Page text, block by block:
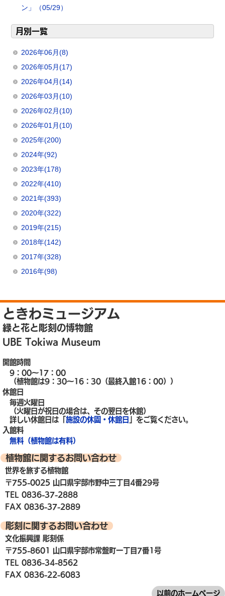
ン」（05/29）
月別一覧
2026年06月(8)
2026年05月(17)
2026年04月(14)
2026年03月(10)
2026年02月(10)
2026年01月(10)
2025年(200)
2024年(92)
2023年(178)
2022年(410)
2021年(393)
2020年(322)
2019年(215)
2018年(142)
2017年(328)
2016年(98)
ときわミュージアム
緑と花と彫刻の博物館
UBE Tokiwa Museum
開館時間
9：00～17：00
（植物館は9：30～16：30（最終入館16：00））
休館日
毎週火曜日
（火曜日が祝日の場合は、その翌日を休館）
詳しい休館日は「施設の休園・休館日
」をご覧ください。
入館料
無料（植物館は有料）
植物館に関するお問い合わせ
世界を旅する植物館
〒755-0025 山口県宇部市野中三丁目4番29号
TEL 0836-37-2888
FAX 0836-37-2889
彫刻に関するお問い合わせ
文化振興課 彫刻係
〒755-8601 山口県宇部市常盤町一丁目7番1号
TEL 0836-34-8562
FAX 0836-22-6083
以前のホームページ